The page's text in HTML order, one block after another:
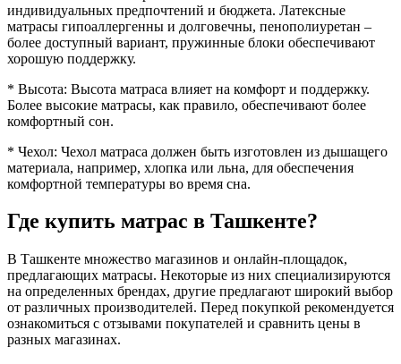
индивидуальных предпочтений и бюджета. Латексные
матрасы гипоаллергенны и долговечны, пенополиуретан –
более доступный вариант, пружинные блоки обеспечивают
хорошую поддержку.
* Высота: Высота матраса влияет на комфорт и поддержку.
Более высокие матрасы, как правило, обеспечивают более
комфортный сон.
* Чехол: Чехол матраса должен быть изготовлен из дышащего
материала, например, хлопка или льна, для обеспечения
комфортной температуры во время сна.
Где купить матрас в Ташкенте?
В Ташкенте множество магазинов и онлайн-площадок,
предлагающих матрасы. Некоторые из них специализируются
на определенных брендах, другие предлагают широкий выбор
от различных производителей. Перед покупкой рекомендуется
ознакомиться с отзывами покупателей и сравнить цены в
разных магазинах.